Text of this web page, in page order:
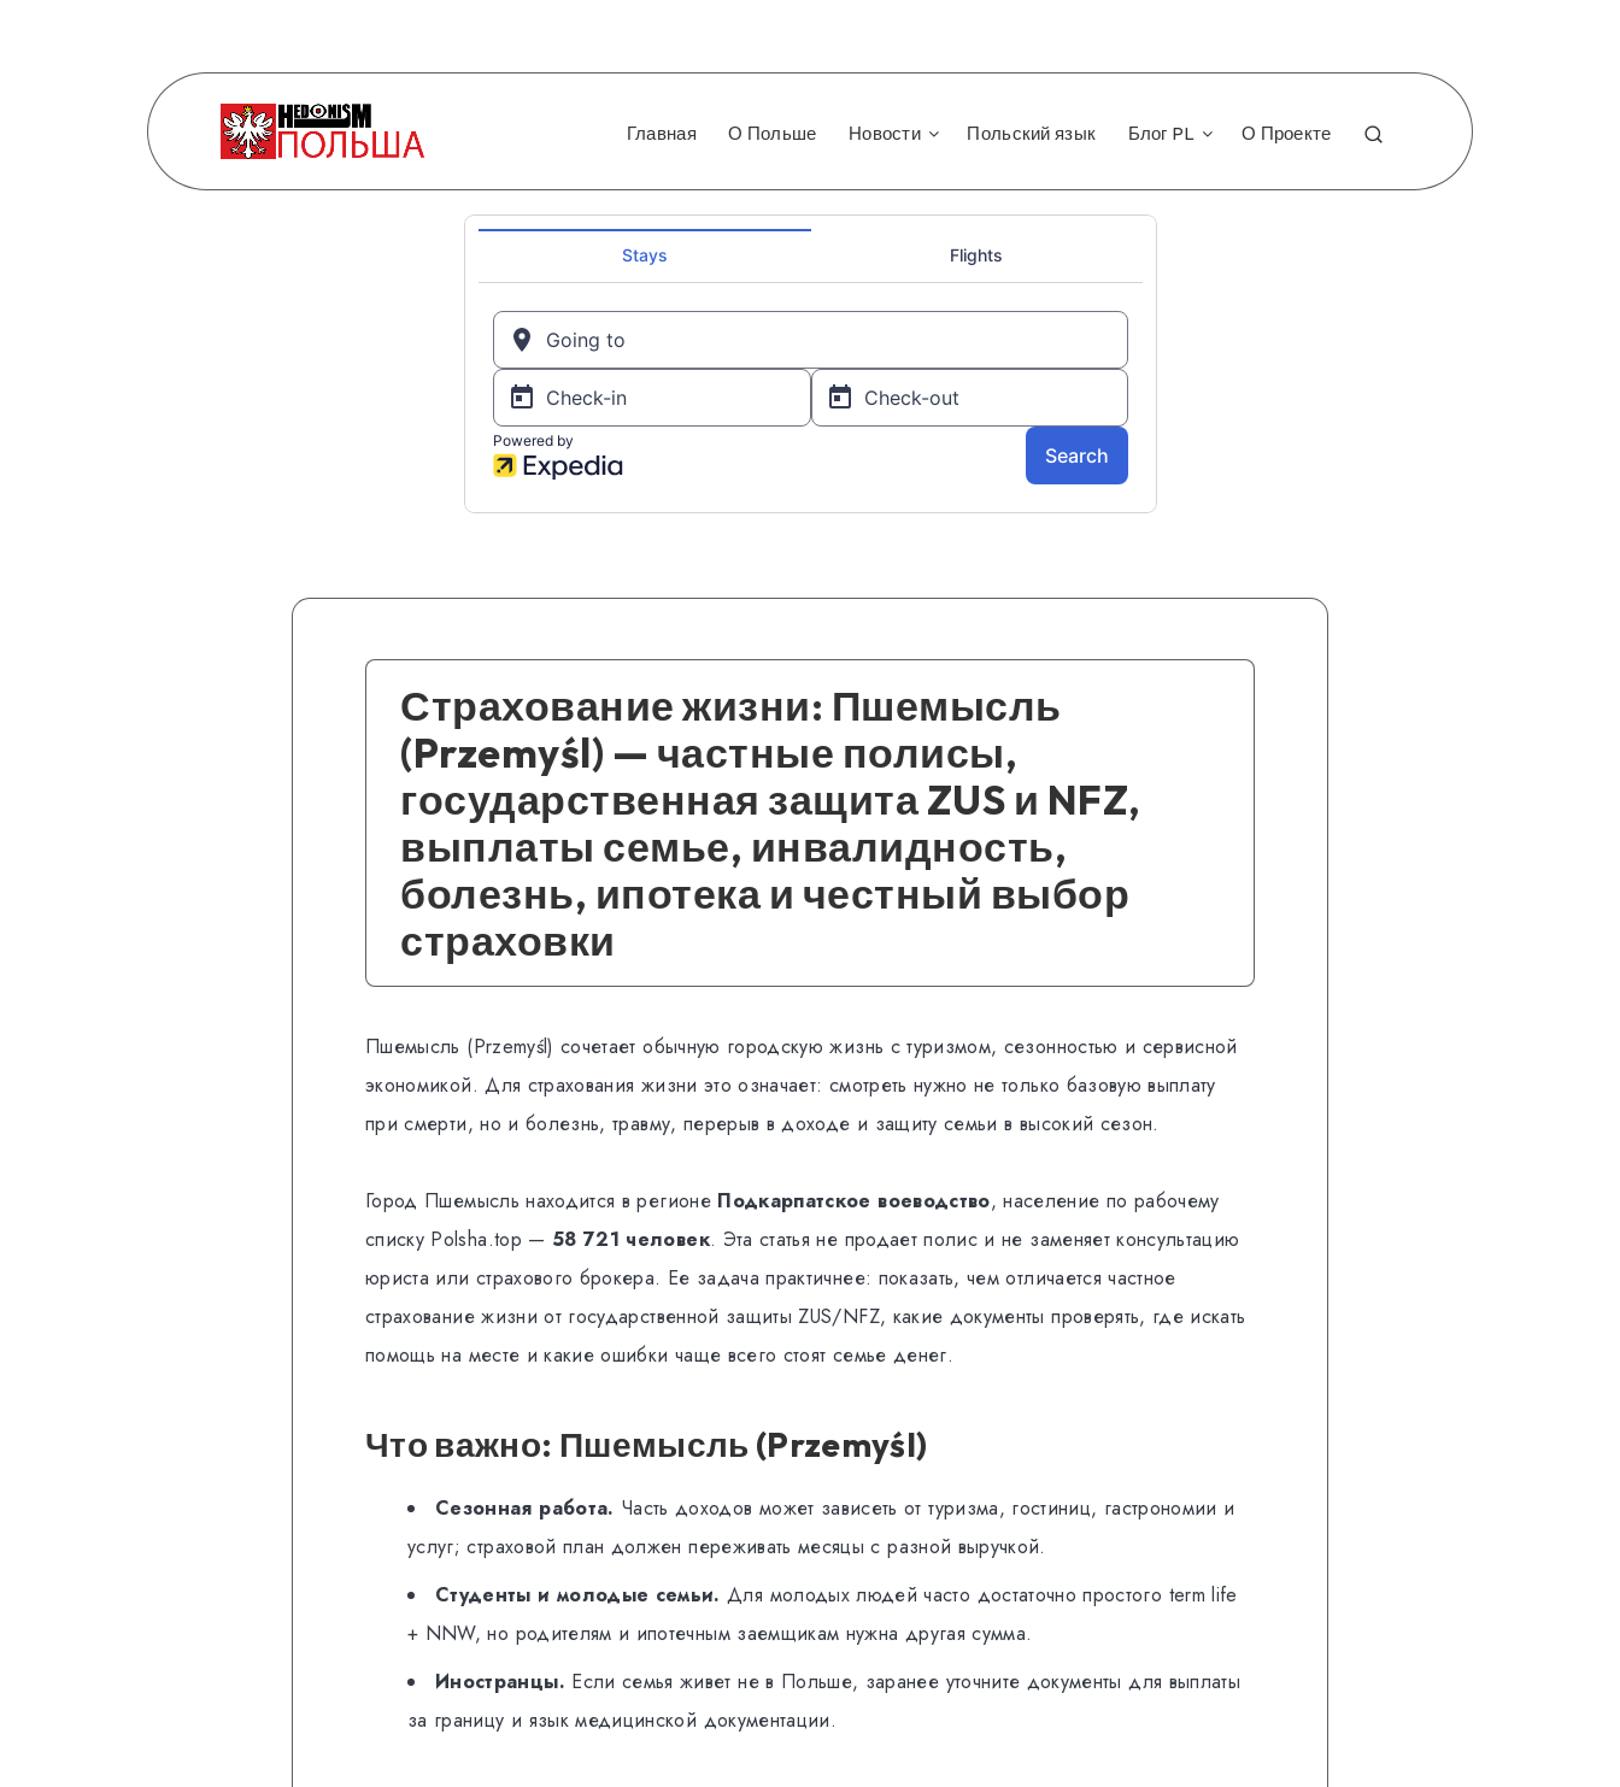
Главная О Польше Новости Польский язык Блог PL О Проекте
Страхование жизни: Пшемысль
(Przemyśl) — частные полисы,
государственная защита ZUS и NFZ,
выплаты семье, инвалидность,
болезнь, ипотека и честный выбор
страховки
Пшемысль (Przemyśl) сочетает обычную городскую жизнь с туризмом, сезонностью и сервисной
экономикой. Для страхования жизни это означает: смотреть нужно не только базовую выплату
при смерти, но и болезнь, травму, перерыв в доходе и защиту семьи в высокий сезон.
Город Пшемысль находится в регионе Подкарпатское воеводство, население по рабочему
списку Polsha.top — 58 721 человек. Эта статья не продает полис и не заменяет консультацию
юриста или страхового брокера. Ее задача практичнее: показать, чем отличается частное
страхование жизни от государственной защиты ZUS/NFZ, какие документы проверять, где искать
помощь на месте и какие ошибки чаще всего стоят семье денег.
Что важно: Пшемысль (Przemyśl)
Сезонная работа. Часть доходов может зависеть от туризма, гостиниц, гастрономии и
услуг; страховой план должен переживать месяцы с разной выручкой.
Студенты и молодые семьи. Для молодых людей часто достаточно простого term life
+ NNW, но родителям и ипотечным заемщикам нужна другая сумма.
Иностранцы. Если семья живет не в Польше, заранее уточните документы для выплаты
за границу и язык медицинской документации.